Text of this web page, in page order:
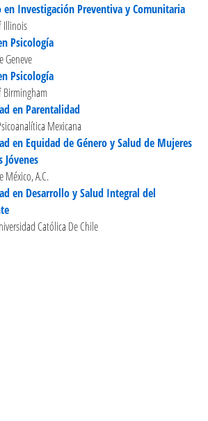
en Investigación Preventiva y Comunitaria
Illinois
Psicología
Geneve
Psicología
Birmingham
en Parentalidad
Mexicana
en Equidad de Género y Salud de Mujeres
Jóvenes
México, A.C.
en Desarrollo y Salud Integral del
Católica De Chile